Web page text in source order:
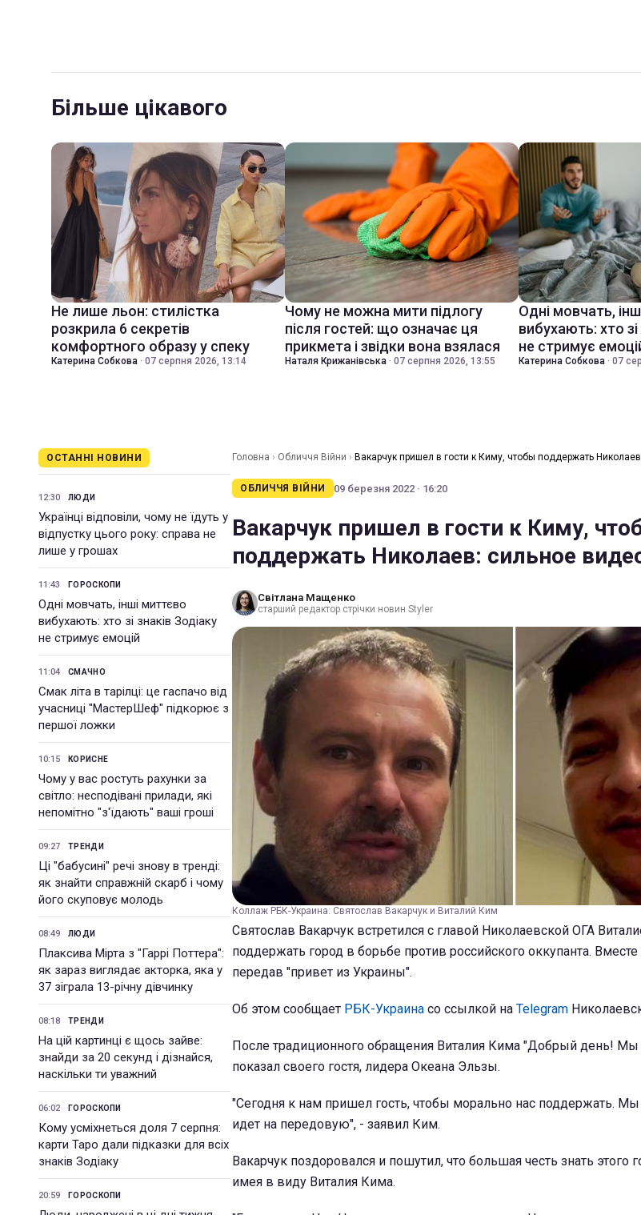
Більше цікавого
Не лише льон: стилістка
розкрила 6 секретів
комфортного образу у спеку
Катерина Собкова · 07 серпня 2026, 13:14
Чому не можна мити підлогу
після гостей: що означає ця
прикмета і звідки вона взялася
Наталя Крижанівська · 07 серпня 2026, 13:55
Одні мовчать,
вибухають: хто зі
не стримує
Катерина Собкова · 07
ОСТАННІ НОВИНИ
12:30 ЛЮДИ
Українці відповіли, чому не їдуть у
відпустку цього року: справа не
лише у грошах
11:43 ГОРОСКОПИ
Одні мовчать, інші миттєво
вибухають: хто зі знаків Зодіаку
не стримує емоцій
11:04 СМАЧНО
Смак літа в тарілці: це гаспачо від
учасниці "МастерШеф" підкорює з
першої ложки
10:15 КОРИСНЕ
Чому у вас ростуть рахунки за
світло: несподівані прилади, які
непомітно "з'їдають" ваші гроші
09:27 ТРЕНДИ
Ці "бабусині" речі знову в тренді:
як знайти справжній скарб і чому
його скуповує молодь
08:49 ЛЮДИ
Плаксива Мірта з "Гаррі Поттера":
як зараз виглядає акторка, яка у
37 зіграла 13-річну дівчинку
08:18 ТРЕНДИ
На цій картинці є щось зайве:
знайди за 20 секунд і дізнайся,
наскільки ти уважний
06:02 ГОРОСКОПИ
Кому усміхнеться доля 7 серпня:
карти Таро дали підказки для всіх
знаків Зодіаку
20:59 ГОРОСКОПИ
Головна › Обличчя Війни › Вакарчук пришел в гости к Киму, чтобы поддержать
ОБЛИЧЧЯ ВІЙНИ 09 березня 2022 · 16:20
Вакарчук пришел в гости к Киму,
поддержать Николаев: сильное
Світлана Мащенко
старший редактор стрічки новин Styler
Коллаж РБК-Украина: Святослав Вакарчук и Виталий Ким
Святослав Вакарчук встретился с главой Николаевской ОГА
поддержать город в борьбе против российского оккупанта.
передав "привет из Украины".
Об этом сообщает РБК-Украина со ссылкой на Telegram
После традиционного обращения Виталия Кима "Добрый день! Мы
показал своего гостя, лидера Океана Эльзы.
"Сегодня к нам пришел гость, чтобы морально нас поддержать.
идет на передовую", - заявил Ким.
Вакарчук поздоровался и пошутил, что большая честь знать этого
имея в виду Виталия Кима.